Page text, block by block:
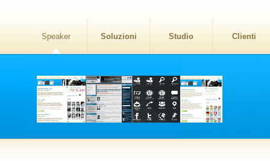
Speaker Soluzioni Studio Clienti